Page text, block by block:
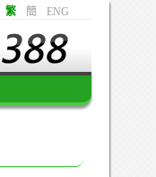
繁 簡 ENG